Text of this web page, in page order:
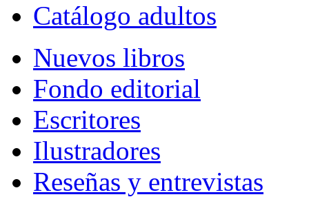
Catálogo adultos
Nuevos libros
Fondo editorial
Escritores
Ilustradores
Reseñas y entrevistas